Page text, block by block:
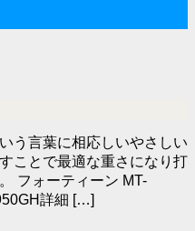
う言葉に相応しいやさしい
ことで最適な重さになり打
フォーティーン MT-
詳細 […]